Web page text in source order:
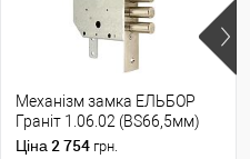
Механізм замка ЕЛЬБОР
Граніт 1.06.02 (BS66,5мм)
(н)
Ціна 2 754 грн.